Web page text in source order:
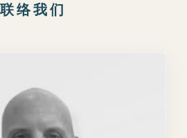
联 络 我 们